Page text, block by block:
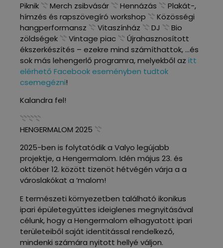
Piknik 𓇢 Merch zsibvásár 𓇢 Hennázás 𓇢 Plakát-,
hímzés és rapszövegíró workshop 𓇢 Közösségi
hangperformansz 𓇢 Vitaszínház 𓇢 DJ 𓇢 Bio
zöldségek 𓇢 Vintage piac 𓇢 Újrahasznosított
ékszerkészítés – ezekre mind számíthattok, …és
sok más lehengerlő programra, melyekből az itt
elérhető Facebook eseményben tudtok
csemegézni!
Kalandra fel!
𓇢𓇢𓇢
HENGERMALOM 2025 𓇢
2025-ben is folytatódik a Valyo legújabb
projektje, a Hengermalom. Idén május 23. és
október 12. között tizenöt hétvégén várja a a
városlakókat a ‘malom!
E természeti környezetben található ikonikus
ipari épületegyüttes ideiglenes megnyitásával
célunk, hogy a Hengermalom elhagyatott ipari
területeiből saját identitással rendelkező,
mindenki számára nyitott hellyé váljon.